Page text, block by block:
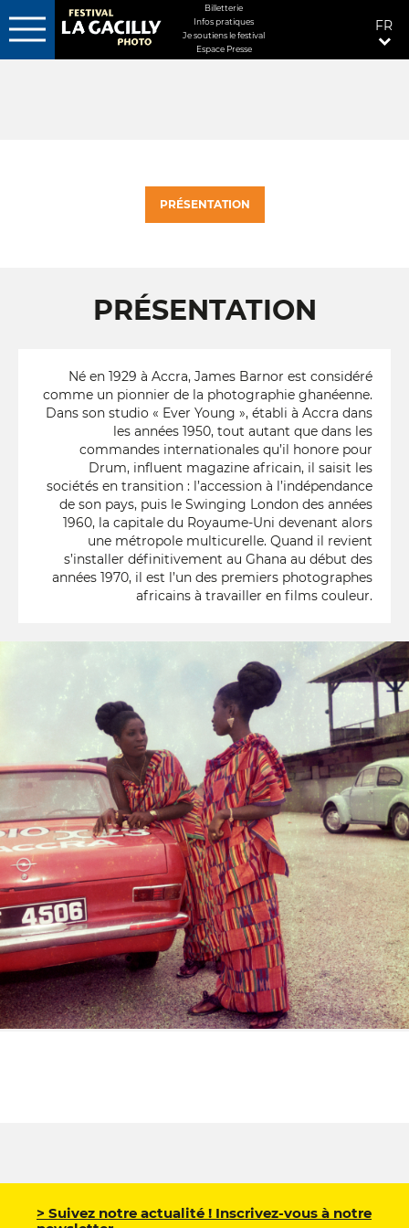
Aller
MENU
FIXÉ
Billetterie
Infos pratiques
Je soutiens le festival
Espace Presse
FR
PRÉSENTATION
PRÉSENTATION
Né en 1929 à Accra, James Barnor est considéré
comme un pionnier de la photographie ghanéenne.
Dans son studio « Ever Young », établi à Accra dans
les années 1950, tout autant que dans les
commandes internationales qu’il honore pour
Drum, influent magazine africain, il saisit les
sociétés en transition : l’accession à l’indépendance
de son pays, puis le Swinging London des années
1960, la capitale du Royaume-Uni devenant alors
une métropole multicurelle. Quand il revient
s’installer définitivement au Ghana au début des
années 1970, il est l’un des premiers photographes
africains à travailler en films couleur.
> Suivez notre actualité ! Inscrivez-vous à notre